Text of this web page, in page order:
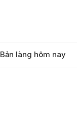
Bản làng hôm nay